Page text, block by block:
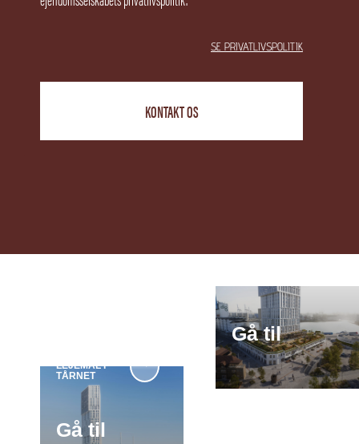
SE PRIVATLIVSPOLITIK
KONTAKT OS
LEJEMÅL I
TÅRNET
→
Gå til
Gå til